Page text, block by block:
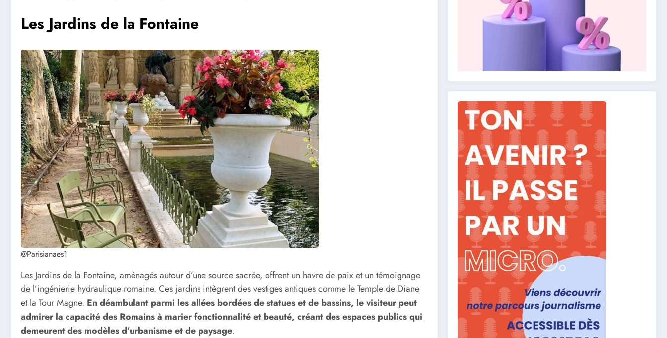
Les Jardins de la Fontaine
@Parisianaes1
Les Jardins de la Fontaine, aménagés autour d’une source sacrée, offrent un havre de paix et un témoignage
de l’ingénierie hydraulique romaine. Ces jardins intègrent des vestiges antiques comme le Temple de Diane
et la Tour Magne. En déambulant parmi les allées bordées de statues et de bassins, le visiteur peut
admirer la capacité des Romains à marier fonctionnalité et beauté, créant des espaces publics qui
demeurent des modèles d’urbanisme et de paysage.